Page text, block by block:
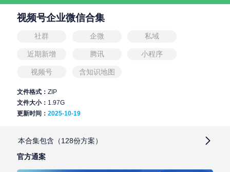
视频号企业微信合集
社群 企微 私域
近期新增 腾讯 小程序
视频号 含知识地图
文件格式：ZIP
文件大小： 1.97G
更新时间：2025-10-19
本合集包含（128份方案）
官方通案
官方通案